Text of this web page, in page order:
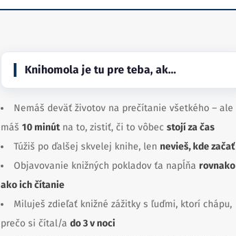
Knihomola je tu pre teba, ak…
Nemáš deväť životov na prečítanie všetkého – ale
máš 10 minútna to, zistiť, či to vôbec stojí za čas
Túžiš po ďalšej skvelej knihe, len nevieš, kde začať
Objavovanie knižných pokladov ťa napĺňa rovnako
ako ich čítanie
Miluješ zdieľať knižné zážitky s ľuďmi, ktorí chápu,
prečo si čítal/a do 3 v noci